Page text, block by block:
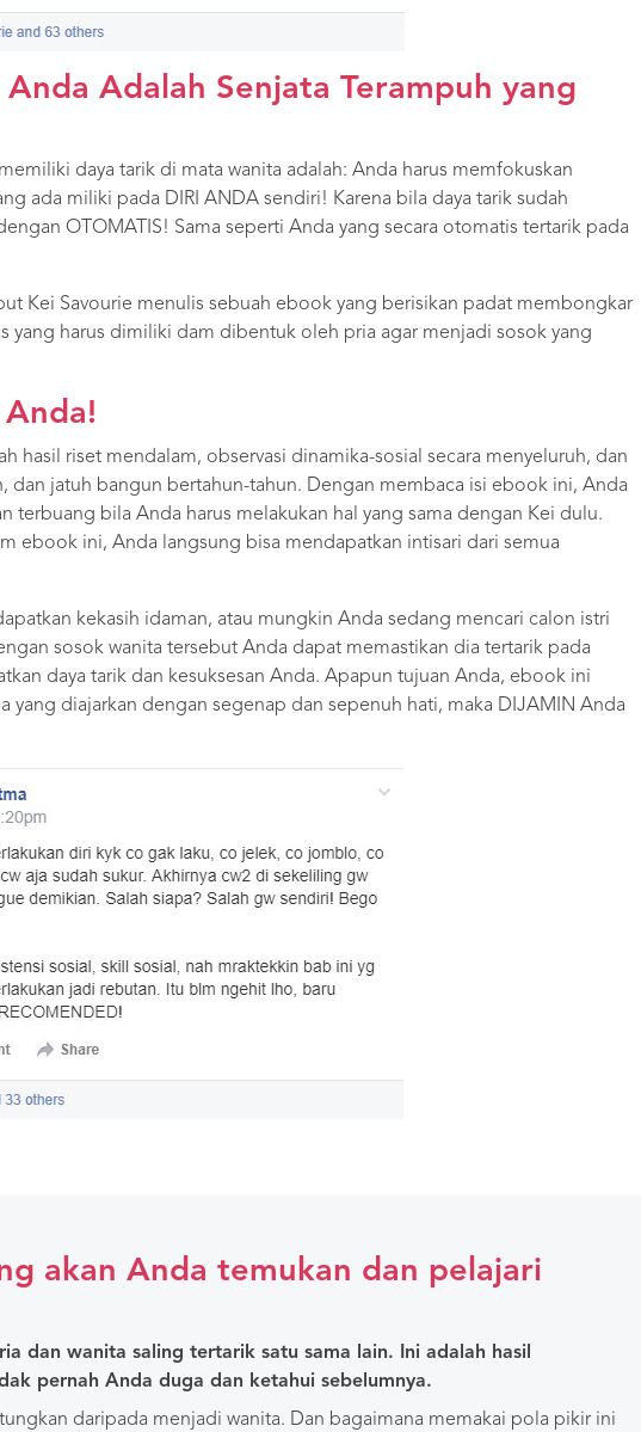
Adalah Senjata Terampuh yang
daya tarik di mata wanita adalah: Anda harus memfokuskan
ada miliki pada DIRI ANDA sendiri! Karena bila daya tarik sudah
OTOMATIS! Sama seperti Anda yang secara otomatis tertarik pada
Kei Savourie menulis sebuah ebook yang berisikan padat membongkar
yang harus dimiliki dam dibentuk oleh pria agar menjadi sosok yang
hasil riset mendalam, observasi dinamika-sosial secara menyeluruh, dan
dan jatuh bangun bertahun-tahun. Dengan membaca isi ebook ini, Anda
terbuang bila Anda harus melakukan hal yang sama dengan Kei dulu.
ebook ini, Anda langsung bisa mendapatkan intisari dari semua
kekasih idaman, atau mungkin Anda sedang mencari calon istri
sosok wanita tersebut Anda dapat memastikan dia tertarik pada
daya tarik dan kesuksesan Anda. Apapun tujuan Anda, ebook ini
yang diajarkan dengan segenap dan sepenuh hati, maka DIJAMIN Anda
akan Anda temukan dan pelajari
dan wanita saling tertarik satu sama lain. Ini adalah hasil
pernah Anda duga dan ketahui sebelumnya.
daripada menjadi wanita. Dan bagaimana memakai pola pikir ini